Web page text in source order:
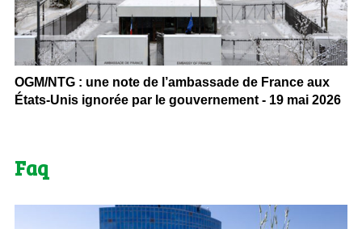
OGM/NTG : une note de l’ambassade de France aux
États-Unis ignorée par le gouvernement - 19 mai 2026
Faq